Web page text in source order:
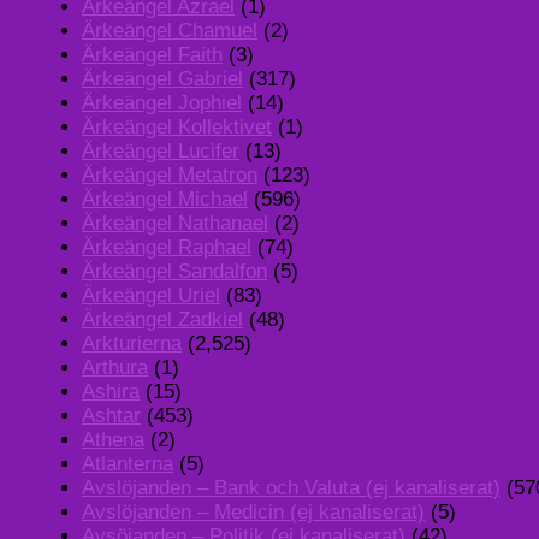
Ärkeängel Azrael (1)
Ärkeängel Chamuel (2)
Ärkeängel Faith (3)
Ärkeängel Gabriel (317)
Ärkeängel Jophiel (14)
Ärkeängel Kollektivet (1)
Ärkeängel Lucifer (13)
Ärkeängel Metatron (123)
Ärkeängel Michael (596)
Ärkeängel Nathanael (2)
Ärkeängel Raphael (74)
Ärkeängel Sandalfon (5)
Ärkeängel Uriel (83)
Ärkeängel Zadkiel (48)
Arkturierna (2,525)
Arthura (1)
Ashira (15)
Ashtar (453)
Athena (2)
Atlanterna (5)
Avslöjanden – Bank och Valuta (ej kanaliserat)
Avslöjanden – Medicin (ej kanaliserat) (5)